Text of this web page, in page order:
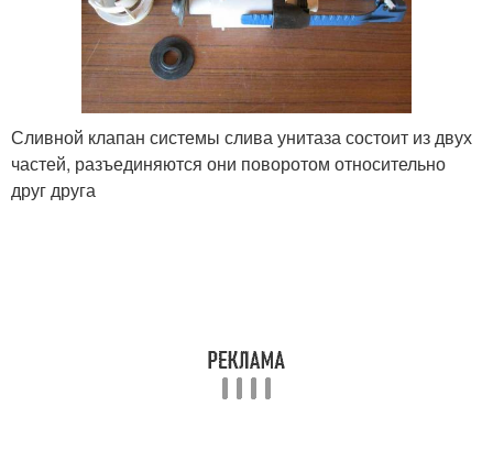
Сливной клапан системы слива унитаза состоит из двух
частей, разъединяются они поворотом относительно
друг друга